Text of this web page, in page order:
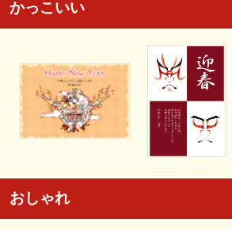
かっこいい
おしゃれ